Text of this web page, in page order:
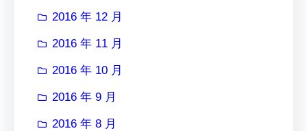
2016 年 12 月
2016 年 11 月
2016 年 10 月
2016 年 9 月
2016 年 8 月